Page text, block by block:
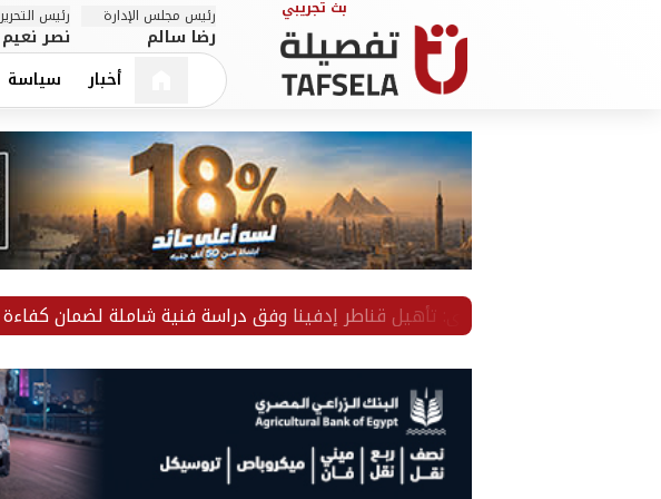
رئيس مجلس الإدارة
رضا سالم
رئيس التحرير
نصر نعيم
أخبار سياسة
الري: تأهيل قناطر إدفينا وفق دراسة فنية شاملة لضمان كفاءة التشغيل